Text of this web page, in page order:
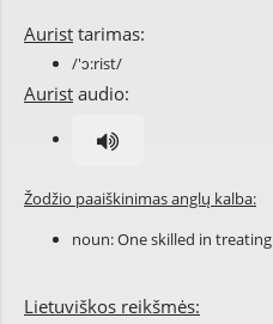
Aurist tarimas:
/'ɔ:rist/
Aurist audio:
Žodžio paaiškinimas anglų kalba:
noun: One skilled in treating
Lietuviškos reikšmės: